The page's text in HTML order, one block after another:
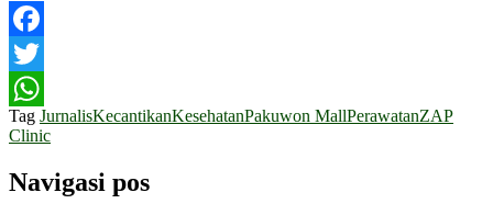
Facebook
Twitter
WhatsApp
Tag JurnalisKecantikanKesehatanPakuwon MallPerawatanZAP
Clinic
Navigasi pos